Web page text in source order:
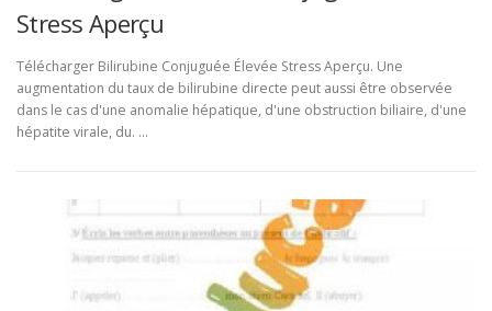
Stress Aperçu
Télécharger Bilirubine Conjuguée Élevée Stress Aperçu. Une
augmentation du taux de bilirubine directe peut aussi être observée
dans le cas d'une anomalie hépatique, d'une obstruction biliaire, d'une
hépatite virale, du. …